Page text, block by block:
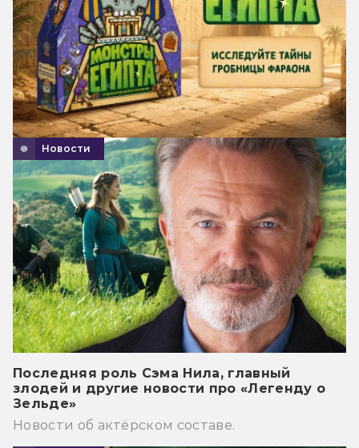
Новости
Последняя роль Сэма Нила, главный
злодей и другие новости про «Легенду о
Зельде»
Новости об актёрском составе.